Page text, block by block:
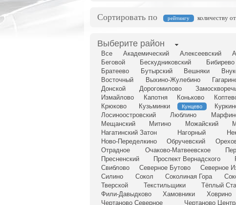
Сортировать по рейтингу количеству
Выберите район
Все Академический Алексеевский
Беговой
Бескудниковский Бибирево
Братеево
Бутырский Вешняки
Восточный
Выхино-Жулебино
Донской
Дорогомилово
Измайлово
Капотня Коньково
Крюково
Кузьминки Кунцево
Лосиноостровский
Люблино
Мещанский
Митино Можайский
Нагатинский Затон
Нагорный
Ново-Переделкино
Обручевский
Отрадное
Очаково-Матвеевское
Пресненский
Проспект Вернадского
Свиблово
Северное Бутово Северное
Силино
Сокол Соколиная Гора
Тверской
Текстильщики Тёплый
Фили-Давыдково
Хамовники Ховрино
Чертаново Северное
Чертаново